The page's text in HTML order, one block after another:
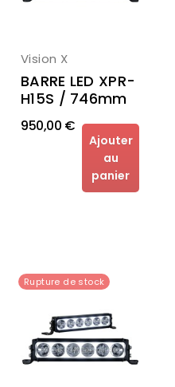
Vision X
BARRE LED XPR-
H15S / 746mm
950,00 €
Ajouter
au
panier
Rupture de stock